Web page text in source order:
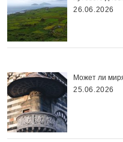
26.06.2026
Может ли
25.06.2026